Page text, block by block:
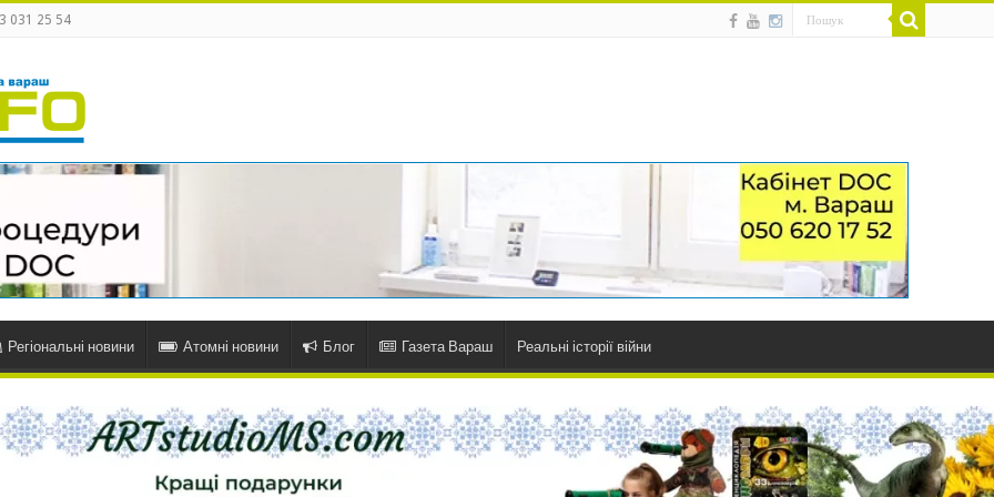
031 25 54
Регіональні новини Атомні новини Блог Газета Вараш Реальні історії війни